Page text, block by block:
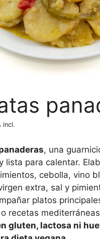
incl.
, una
lista para calentar.
cebolla, vino
extra, sal y
platos
recetas
gluten, lactosa ni